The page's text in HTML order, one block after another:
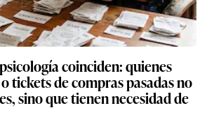
coinciden: quienes
tickets de compras pasadas no
sino que tienen necesidad de